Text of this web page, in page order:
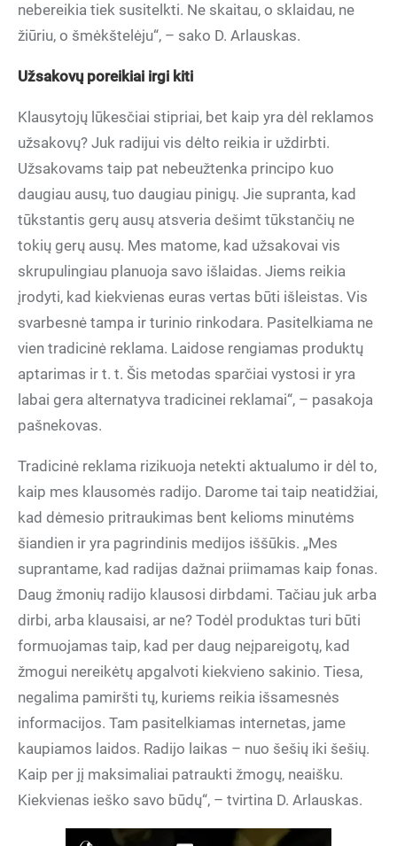
nebereikia tiek susitelkti. Ne skaitau, o sklaidau, ne
žiūriu, o šmėkštelėju“, – sako D. Arlauskas.
Užsakovų poreikiai irgi kiti
Klausytojų lūkesčiai stipriai, bet kaip yra dėl reklamos
užsakovų? Juk radijui vis dėlto reikia ir uždirbti.
Užsakovams taip pat nebeužtenka principo kuo
daugiau ausų, tuo daugiau pinigų. Jie supranta, kad
tūkstantis gerų ausų atsveria dešimt tūkstančių ne
tokių gerų ausų. Mes matome, kad užsakovai vis
skrupulingiau planuoja savo išlaidas. Jiems reikia
įrodyti, kad kiekvienas euras vertas būti išleistas. Vis
svarbesnė tampa ir turinio rinkodara. Pasitelkiama ne
vien tradicinė reklama. Laidose rengiamas produktų
aptarimas ir t. t. Šis metodas sparčiai vystosi ir yra
labai gera alternatyva tradicinei reklamai“, – pasakoja
pašnekovas.
Tradicinė reklama rizikuoja netekti aktualumo ir dėl to,
kaip mes klausomės radijo. Darome tai taip neatidžiai,
kad dėmesio pritraukimas bent kelioms minutėms
šiandien ir yra pagrindinis medijos iššūkis. „Mes
suprantame, kad radijas dažnai priimamas kaip fonas.
Daug žmonių radijo klausosi dirbdami. Tačiau juk arba
dirbi, arba klausaisi, ar ne? Todėl produktas turi būti
formuojamas taip, kad per daug neįpareigotų, kad
žmogui nereikėtų apgalvoti kiekvieno sakinio. Tiesa,
negalima pamiršti tų, kuriems reikia išsamesnės
informacijos. Tam pasitelkiamas internetas, jame
kaupiamos laidos. Radijo laikas – nuo šešių iki šešių.
Kaip per jį maksimaliai patraukti žmogų, neaišku.
Kiekvienas ieško savo būdų“, – tvirtina D. Arlauskas.